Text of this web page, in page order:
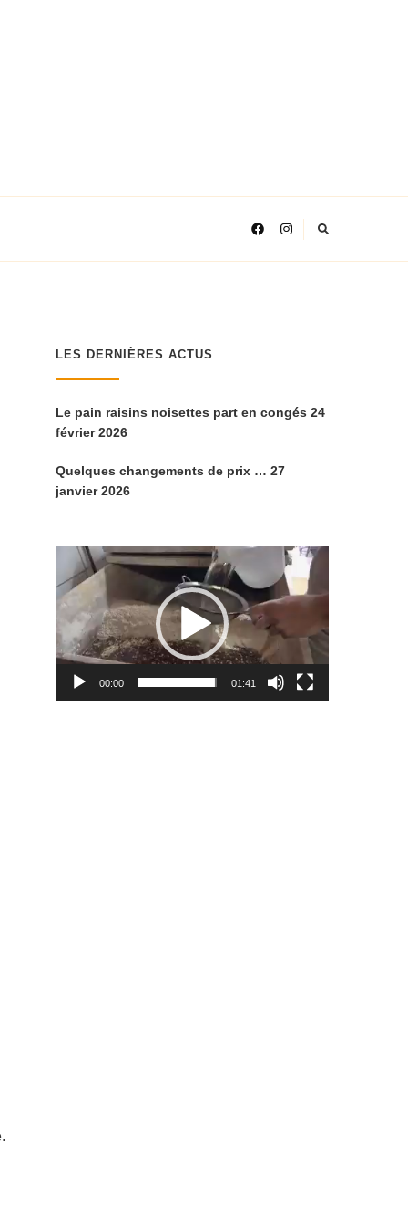
LES DERNIÈRES ACTUS
Le pain raisins noisettes part en congés 24
février 2026
Quelques changements de prix … 27
janvier 2026
Lecteur
vidéo
00:00 01:41